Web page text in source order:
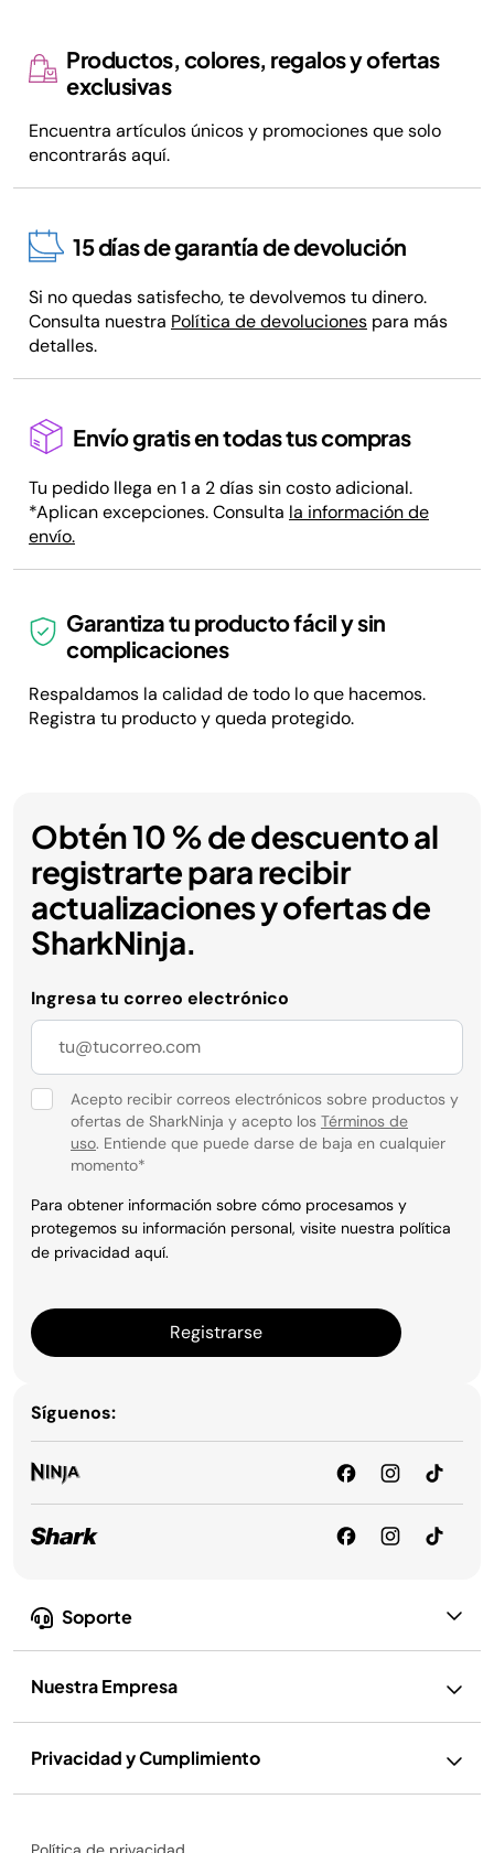
Productos, colores, regalos y ofertas
exclusivas
Encuentra artículos únicos y promociones que solo
encontrarás aquí.
15 días de garantía de devolución
Si no quedas satisfecho, te devolvemos tu dinero.
Consulta nuestra Política de devoluciones para más
detalles.
Envío gratis en todas tus compras
Tu pedido llega en 1 a 2 días sin costo adicional.
*Aplican excepciones. Consulta la información de
envío.
Garantiza tu producto fácil y sin
complicaciones
Respaldamos la calidad de todo lo que hacemos.
Registra tu producto y queda protegido.
Soporte
Nuestra Empresa
Privacidad y Cumplimiento
Obtén 10 % de descuento al
registrarte para recibir
actualizaciones y ofertas de
SharkNinja.
Ingresa tu correo electrónico
Acepto recibir correos electrónicos sobre productos y
ofertas de SharkNinja y acepto los Términos de
uso. Entiende que puede darse de baja en cualquier
momento*
Para obtener información sobre cómo procesamos y
protegemos su información personal, visite nuestra política
de privacidad aquí.
Registrarse
Síguenos: